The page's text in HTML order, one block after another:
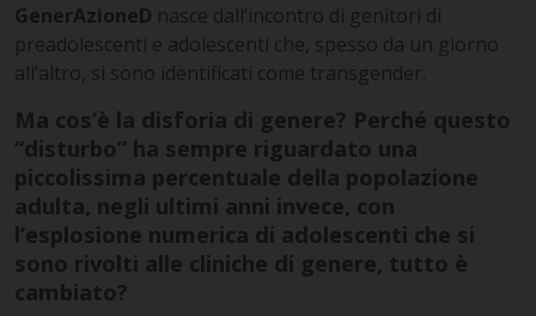
GenerAzioneD nasce dall’incontro di genitori di
preadolescenti e adolescenti che, spesso da un giorno
all’altro, si sono identificati come transgender.
Ma cos’è la disforia di genere? Perché questo
“disturbo” ha sempre riguardato una
piccolissima percentuale della popolazione
adulta, negli ultimi anni invece, con
l’esplosione numerica di adolescenti che si
sono rivolti alle cliniche di genere, tutto è
cambiato?